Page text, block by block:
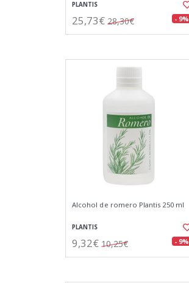
PLANTIS
25,73€ 28,30€ - 9%
Alcohol de romero Plantis 250 ml
PLANTIS
9,32€ 10,25€ - 9%